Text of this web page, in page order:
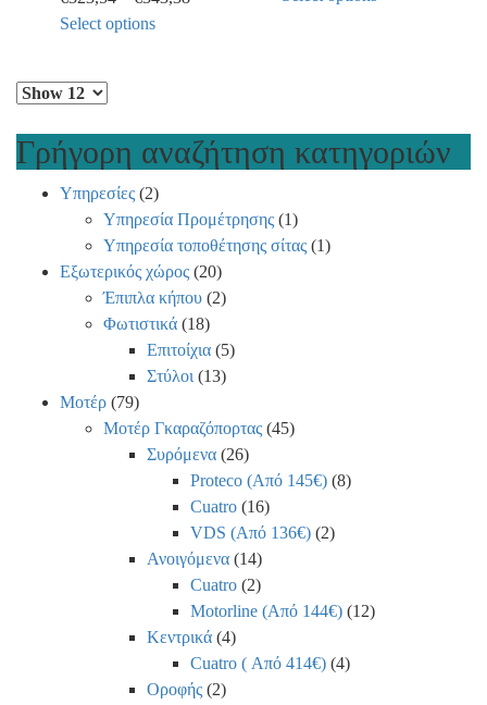
Select options
has
variants.
options
chosen
The
be
chosen
Γρήγορη αναζήτηση κατηγοριών
Υπηρεσίες (2)
Υπηρεσία Προμέτρησης (1)
Υπηρεσία τοποθέτησης σίτας (1)
Εξωτερικός χώρος (20)
Έπιπλα κήπου (2)
Φωτιστικά (18)
Επιτοίχια (5)
Στύλοι (13)
Μοτέρ (79)
Μοτέρ Γκαραζόπορτας (45)
Συρόμενα (26)
Proteco (Από 145€) (8)
Cuatro (16)
VDS (Από 136€) (2)
Ανοιγόμενα (14)
Cuatro (2)
Motorline (Από 144€) (12)
Κεντρικά (4)
Cuatro ( Από 414€) (4)
Οροφής (2)